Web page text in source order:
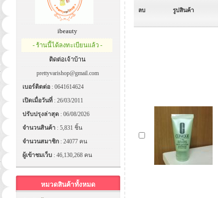
ibeauty
- ร้านนี้ได้ลงทะเบียนแล้ว -
ติดต่อเจ้าบ้าน
prettyvarishop@gmail.com
เบอร์ติดต่อ : 0641614624
เปิดเมื่อวันที่ : 26/03/2011
ปรับปรุงล่าสุด : 06/08/2026
จำนวนสินค้า : 5,831 ชิ้น
จำนวนสมาชิก : 24077 คน
ผู้เข้าชมเว็บ : 46,130,268 คน
หมวดสินค้าทั้งหมด
ลบ รูปสินค้า